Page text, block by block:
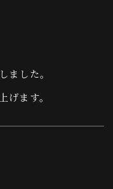
ました。
げます。